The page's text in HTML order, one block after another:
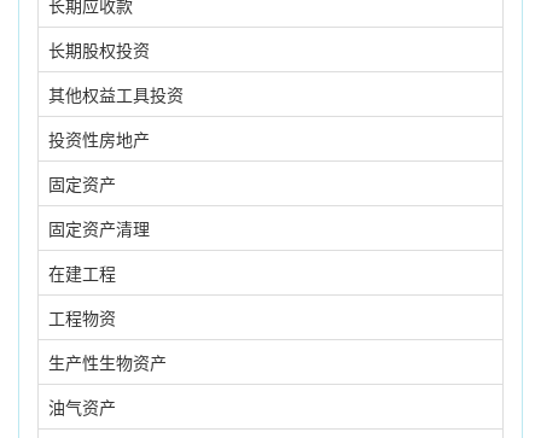
长期应收款
长期股权投资
其他权益工具投资
投资性房地产
固定资产
固定资产清理
在建工程
工程物资
生产性生物资产
油气资产